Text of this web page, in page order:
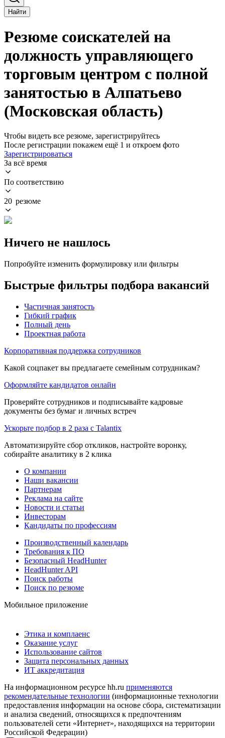
Найти
Резюме соискателей на
должность управляющего
торговым центром с полной
занятостью в Алпатьево
(Московская область)
Чтобы видеть все резюме, зарегистрируйтесь
После регистрации покажем ещё 1 и откроем фото
Зарегистрироваться
За всё время
По соответствию
20 резюме
Ничего не нашлось
Попробуйте изменить формулировку или фильтры
Быстрые фильтры подбора вакансий
Частичная занятость
Гибкий график
Полный день
Проектная работа
Корпоративная поддержка сотрудников
Какой соцпакет вы предлагаете семейным сотрудникам?
Оформляйте кандидатов онлайн
Проверяйте сотрудников и подписывайте кадровые
документы без бумаг и личных встреч
Ускорьте подбор в 2 раза с Talantix
Автоматизируйте сбор откликов, настройте воронку,
собирайте аналитику в 2 клика
О компании
Наши вакансии
Партнерам
Реклама на сайте
Новости и статьи
Инвесторам
Кандидаты по профессиям
Производственный календарь
Требования к ПО
Безопасный HeadHunter
HeadHunter API
Поиск работы
Поиск по резюме
Мобильное приложение
Этика и комплаенс
Оказание услуг
Использование сайтов
Защита персональных данных
ИТ аккредитация
На информационном ресурсе hh.ru применяются
рекомендательные технологии (информационные технологии
предоставления информации на основе сбора, систематизации
и анализа сведений, относящихся к предпочтениям
пользователей сети «Интернет», находящихся на территории
Российской Федерации)